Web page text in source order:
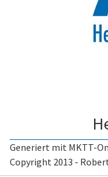
Generiert mit MKTT-
Copyright 2013 -